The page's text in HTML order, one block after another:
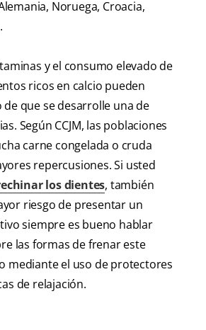
Noruega, Croacia,
y el consumo elevado de
ricos en calcio pueden
que se desarrolle una de
Según CCJM, las poblaciones
carne congelada o cruda
repercusiones. Si usted
los dientes, también
riesgo de presentar un
siempre es bueno hablar
las formas de frenar este
mediante el uso de protectores
de relajación.